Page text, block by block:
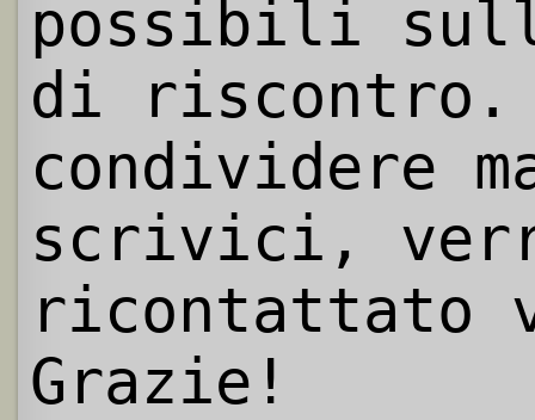
possibili
di riscontro.
condividere
scrivici,
ricontattato
Grazie!